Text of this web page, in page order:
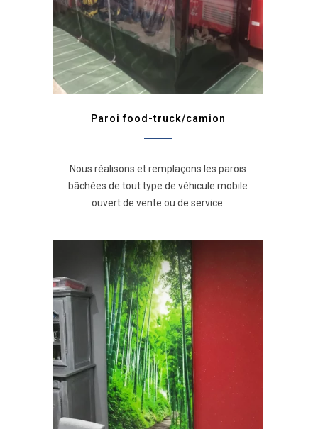
Paroi food-truck/camion
Nous réalisons et remplaçons les parois
bâchées de tout type de véhicule mobile
ouvert de vente ou de service.